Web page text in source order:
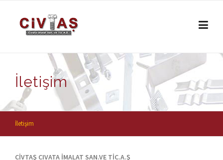
İletişim
İletişim
CİVTAŞ CIVATA İMALAT SAN.VE TİC.A.Ş